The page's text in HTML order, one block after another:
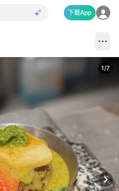
下載App
1/7